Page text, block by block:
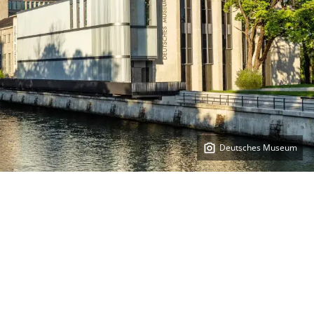
Deutsches Museum